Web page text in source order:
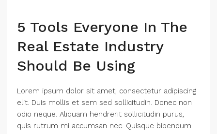
5 Tools Everyone In The
Real Estate Industry
Should Be Using
Lorem ipsum dolor sit amet, consectetur adipiscing
elit. Duis mollis et sem sed sollicitudin. Donec non
odio neque. Aliquam hendrerit sollicitudin purus,
quis rutrum mi accumsan nec. Quisque bibendum